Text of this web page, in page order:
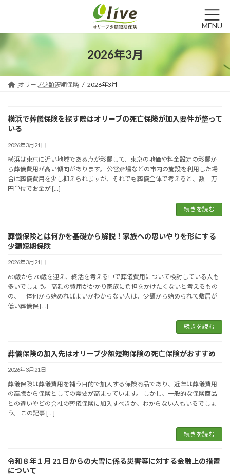
ン
ツ
キ
ー
シ
に
2026年3月
オリーブ少額短期保険 2026年3月
横浜で葬儀保険を探す際はオリーブの死亡保険が加入要件が整って
いる
2026年3月21日
横浜は東京に近い地域である点が影響して、東京の地価や料金設定の影響か
ら葬儀費用が高い傾向があります。 公営斎場などの市内の施設を利用した場
合は葬儀費用を少し抑えられますが、それでも葬儀全体で考えると、数十万
円単位でお金が […]
続きを読む
葬儀保険とは何かを基礎から解説！家族への思いやりを形にする
少額短期保険
2026年3月21日
60歳から70歳を迎え、終活を考える中で葬儀費用について検討している人も
多いでしょう。 高額の費用がかかり家族に負担をかけたくないと考えるもの
の、一体何から始めればよいかわからない人は、少額から始められて敷居が
低い葬儀保 […]
続きを読む
葬儀保険の加入先はオリーブ少額短期保険の死亡保険がおすすめ
2026年3月21日
葬儀保険は葬儀費用を補う目的で加入する保険商品であり、近年は葬儀費用
の高騰から保険としての需要が高まっています。 しかし、一般的な保険商品
との違いやどの会社の葬儀保険に加入すべきか、わからない人もいるでしょ
う。 この記事 […]
続きを読む
令和８年１月 21 日からの大雪に係る災害等に対する金融上の措置
について
MENU